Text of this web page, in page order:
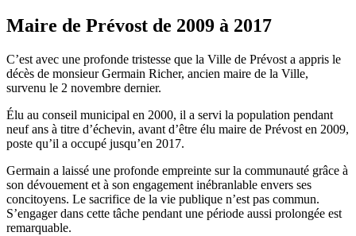
Maire de Prévost de 2009 à 2017
C’est avec une profonde tristesse que la Ville de Prévost a appris le
décès de monsieur Germain Richer, ancien maire de la Ville,
survenu le 2 novembre dernier.
Élu au conseil municipal en 2000, il a servi la population pendant
neuf ans à titre d’échevin, avant d’être élu maire de Prévost en 2009,
poste qu’il a occupé jusqu’en 2017.
Germain a laissé une profonde empreinte sur la communauté grâce à
son dévouement et à son engagement inébranlable envers ses
concitoyens. Le sacrifice de la vie publique n’est pas commun.
S’engager dans cette tâche pendant une période aussi prolongée est
remarquable.